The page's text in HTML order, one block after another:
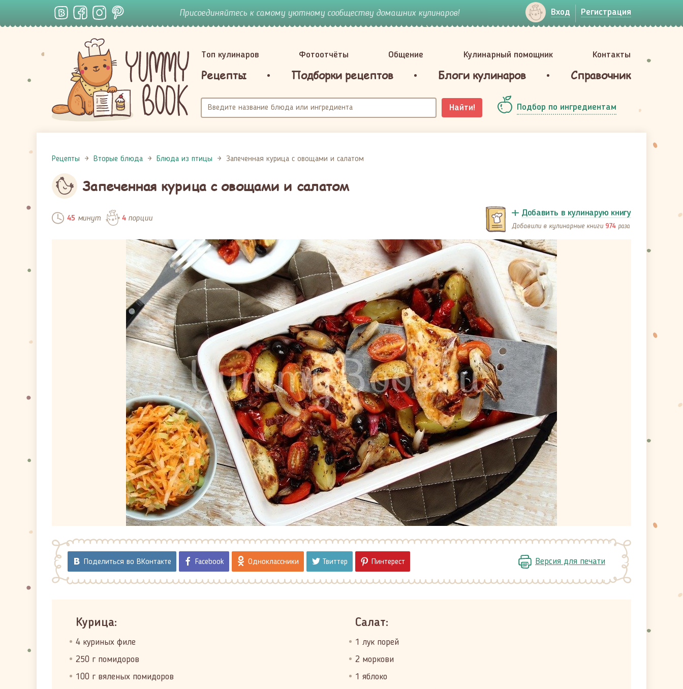
Присоединяйтесь к самому уютному сообществу домашних кулинаров! Вход Регистрация
Топ кулинаров Фотоотчёты Общение Кулинарный помощник Контакты
Рецепты Подборки рецептов Блоги кулинаров Справочник
Найти! Подбор по ингредиентам
Рецепты Вторые блюда Блюда из птицы Запеченная курица с овощами и салатом
Запеченная курица с овощами и салатом
45 минут 4порции Добавить в кулинарую книгу
Добавили в кулинарные книги 974 раза
Поделиться во ВКонтакте Facebook Одноклассники Твиттер Пинтерест Версия для печати
Курица:
4 куриных филе
250 г помидоров
100 г вяленых помидоров
Салат:
1 лук порей
2 моркови
1 яблоко